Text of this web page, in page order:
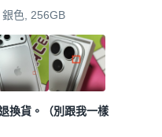
色, 256GB
換貨。（別跟我一樣